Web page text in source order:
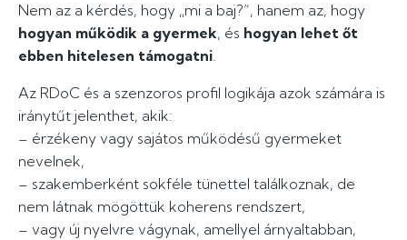
Nem az a kérdés, hogy „mi a baj?”, hanem az, hogy
hogyan működik a gyermek, és hogyan lehet őt
ebben hitelesen támogatni.
Az RDoC és a szenzoros profil logikája azok számára is
iránytűt jelenthet, akik:
– érzékeny vagy sajátos működésű gyermeket
nevelnek,
– szakemberként sokféle tünettel találkoznak, de
nem látnak mögöttük koherens rendszert,
– vagy új nyelvre vágynak, amellyel árnyaltabban,